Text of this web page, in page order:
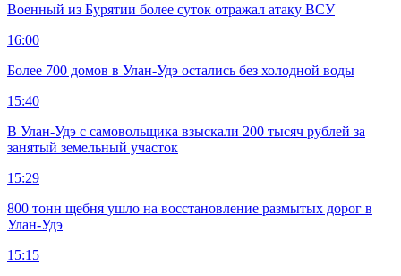
Военный из Бурятии более суток отражал атаку ВСУ
16:00
Более 700 домов в Улан-Удэ остались без холодной воды
15:40
В Улан-Удэ с самовольщика взыскали 200 тысяч рублей за
занятый земельный участок
15:29
800 тонн щебня ушло на восстановление размытых дорог в
Улан-Удэ
15:15